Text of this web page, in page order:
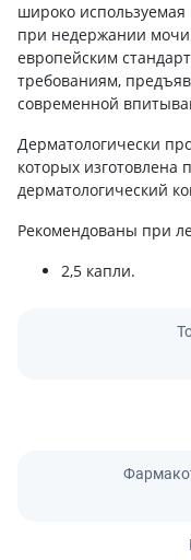
широко
при недержании
европейским
требованиям,
современной
Дерматологически
которых изготовлена
дерматологический
Рекомендованы при
2,5 капли.